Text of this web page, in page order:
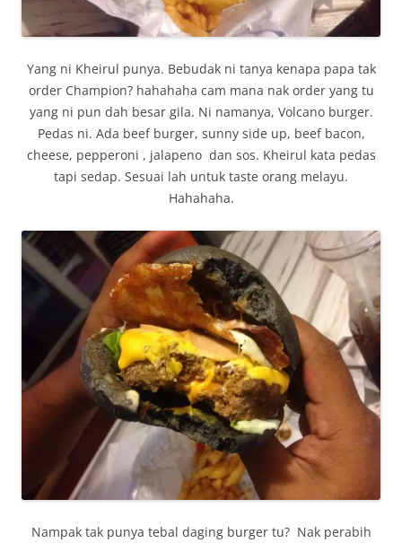
Yang ni Kheirul punya. Bebudak ni tanya kenapa papa tak
order Champion? hahahaha cam mana nak order yang tu
yang ni pun dah besar gila. Ni namanya, Volcano burger.
Pedas ni. Ada beef burger, sunny side up, beef bacon,
cheese, pepperoni , jalapeno dan sos. Kheirul kata pedas
tapi sedap. Sesuai lah untuk taste orang melayu.
Hahahaha.
Nampak tak punya tebal daging burger tu? Nak perabih